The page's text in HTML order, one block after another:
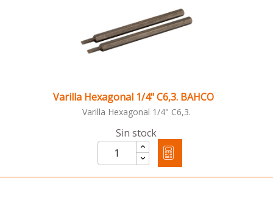
Varilla Hexagonal 1/4" C6,3. BAHCO
Varilla Hexagonal 1/4" C6,3.
Sin stock